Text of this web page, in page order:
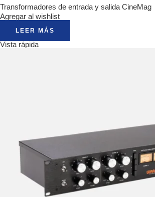
Transformadores de entrada y salida CineMag
Agregar al wishlist
LEER MÁS
Vista rápida